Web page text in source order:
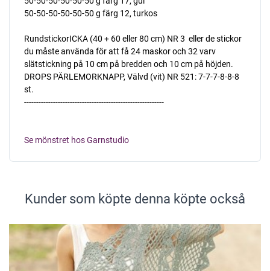
50-50-50-50-50-50 g färg 12, turkos
RundstickorICKA (40 + 60 eller 80 cm) NR 3  eller de stickor
du måste använda för att få 24 maskor och 32 varv
slätstickning på 10 cm på bredden och 10 cm på höjden.
DROPS PÄRLEMORKNAPP, Välvd (vit) NR 521: 7-7-7-8-8-8
st.
----------------------------------------------------------
Se mönstret hos Garnstudio
Kunder som köpte denna köpte också